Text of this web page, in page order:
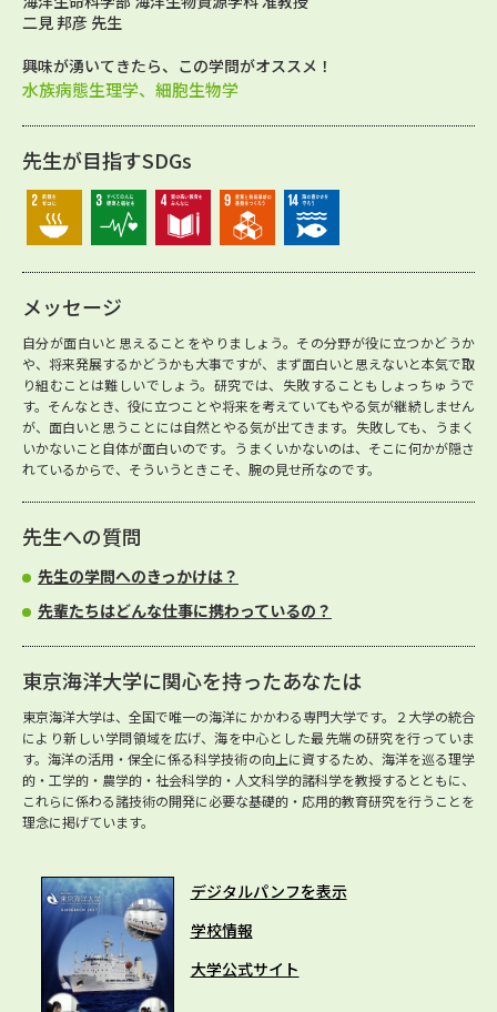
二見 邦彦 先生
興味が湧いてきたら、この学問がオススメ！
水族病態生理学、細胞生物学
先生が目指すSDGs
メッセージ
自分が面白いと思えることをやりましょう。その分野が役に立つかどうか
や、将来発展するかどうかも大事ですが、まず面白いと思えないと本気で取
り組むことは難しいでしょう。研究では、失敗することもしょっちゅうで
す。そんなとき、役に立つことや将来を考えていてもやる気が継続しません
が、面白いと思うことには自然とやる気が出てきます。失敗しても、うまく
いかないこと自体が面白いのです。うまくいかないのは、そこに何かが隠さ
れているからで、そういうときこそ、腕の見せ所なのです。
先生への質問
先生の学問へのきっかけは？
先輩たちはどんな仕事に携わっているの？
東京海洋大学に関心を持ったあなたは
東京海洋大学は、全国で唯一の海洋にかかわる専門大学です。２大学の統合
により新しい学問領域を広げ、海を中心とした最先端の研究を行っていま
す。海洋の活用・保全に係る科学技術の向上に資するため、海洋を巡る理学
的・工学的・農学的・社会科学的・人文科学的諸科学を教授するとともに、
これらに係わる諸技術の開発に必要な基礎的・応用的教育研究を行うことを
理念に掲げています。
デジタルパンフを表示
学校情報
大学公式サイト